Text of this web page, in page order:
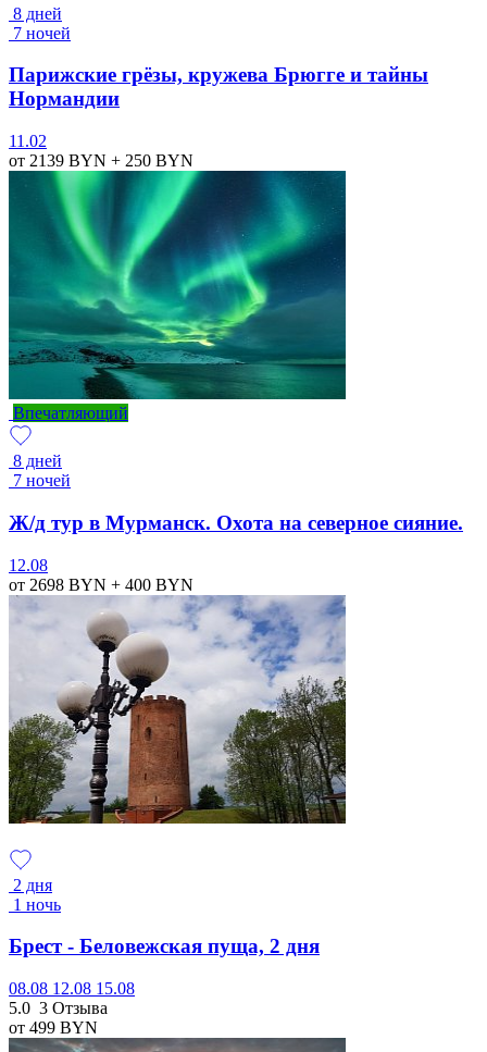
8 дней
7 ночей
Парижские грёзы, кружева Брюгге и тайны
Нормандии
11.02
от 2139 BYN + 250 BYN
Впечатляющий
8 дней
7 ночей
Ж/д тур в Мурманск. Охота на северное сияние.
12.08
от 2698 BYN + 400 BYN
2 дня
1 ночь
Брест - Беловежская пуща, 2 дня
08.08 12.08 15.08
5.0 3 Отзыва
от 499 BYN